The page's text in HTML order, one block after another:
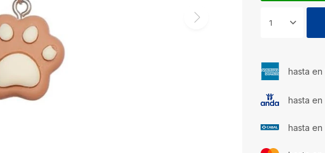
1
hasta en
hasta en
hasta en